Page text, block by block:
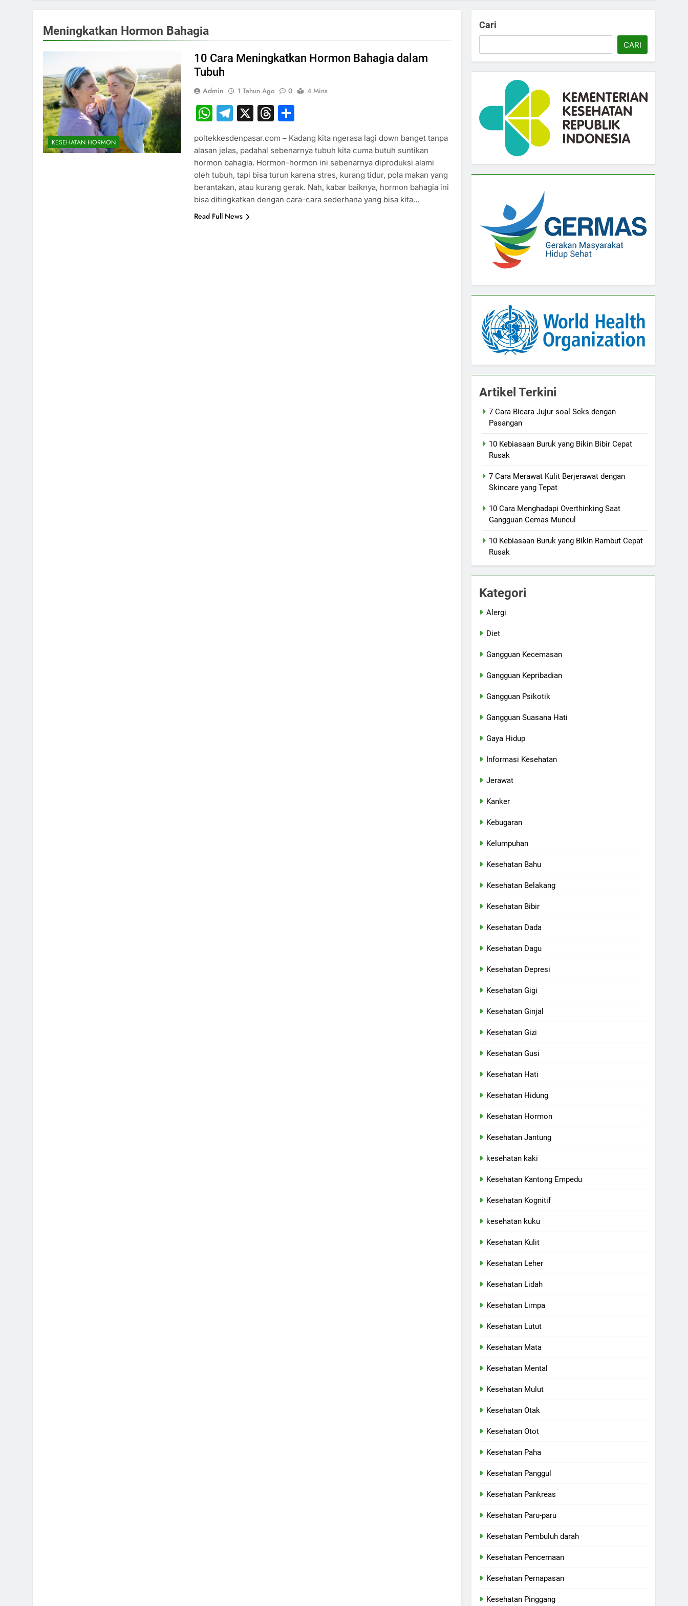
Meningkatkan Hormon Bahagia
KESEHATAN HORMON
10 Cara Meningkatkan Hormon Bahagia dalam
Tubuh
Admin 1 Tahun Ago 0 4 Mins
WhatsApp
Telegram
X Threads
poltekkesdenpasar.com – Kadang kita ngerasa lagi down banget tanpa
alasan jelas, padahal sebenarnya tubuh kita cuma butuh suntikan
hormon bahagia. Hormon-hormon ini sebenarnya diproduksi alami
oleh tubuh, tapi bisa turun karena stres, kurang tidur, pola makan yang
berantakan, atau kurang gerak. Nah, kabar baiknya, hormon bahagia ini
bisa ditingkatkan dengan cara-cara sederhana yang bisa kita…
Read Full News
Cari
CARI
Artikel Terkini
7 Cara Bicara Jujur soal Seks dengan
Pasangan
10 Kebiasaan Buruk yang Bikin Bibir Cepat
Rusak
7 Cara Merawat Kulit Berjerawat dengan
Skincare yang Tepat
10 Cara Menghadapi Overthinking Saat
Gangguan Cemas Muncul
10 Kebiasaan Buruk yang Bikin Rambut Cepat
Rusak
Kategori
Alergi
Diet
Gangguan Kecemasan
Gangguan Kepribadian
Gangguan Psikotik
Gangguan Suasana Hati
Gaya Hidup
Informasi Kesehatan
Jerawat
Kanker
Kebugaran
Kelumpuhan
Kesehatan Bahu
Kesehatan Belakang
Kesehatan Bibir
Kesehatan Dada
Kesehatan Dagu
Kesehatan Depresi
Kesehatan Gigi
Kesehatan Ginjal
Kesehatan Gizi
Kesehatan Gusi
Kesehatan Hati
Kesehatan Hidung
Kesehatan Hormon
Kesehatan Jantung
kesehatan kaki
Kesehatan Kantong Empedu
Kesehatan Kognitif
kesehatan kuku
Kesehatan Kulit
Kesehatan Leher
Kesehatan Lidah
Kesehatan Limpa
Kesehatan Lutut
Kesehatan Mata
Kesehatan Mental
Kesehatan Mulut
Kesehatan Otak
Kesehatan Otot
Kesehatan Paha
Kesehatan Panggul
Kesehatan Pankreas
Kesehatan Paru-paru
Kesehatan Pembuluh darah
Kesehatan Pencernaan
Kesehatan Pernapasan
Kesehatan Pinggang